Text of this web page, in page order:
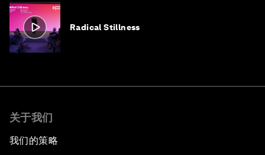
Radical Stillness
关于我们
我们的策略